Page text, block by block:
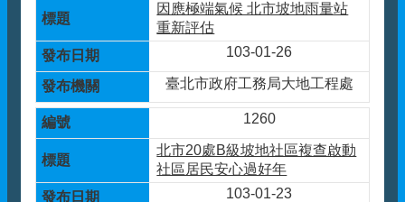
因應極端氣候 北市坡地雨量站
重新評估
103-01-26
臺北市政府工務局大地工程處
1260
北市20處B級坡地社區複查啟動
社區居民安心過好年
103-01-23